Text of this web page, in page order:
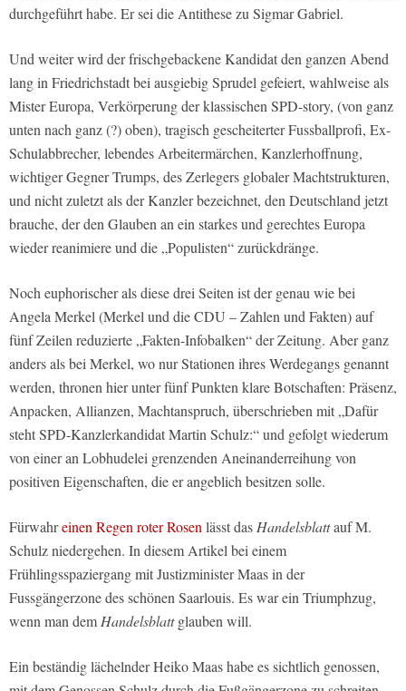
durchgeführt habe. Er sei die Antithese zu Sigmar Gabriel.
Und weiter wird der frischgebackene Kandidat den ganzen Abend
lang in Friedrichstadt bei ausgiebig Sprudel gefeiert, wahlweise als
Mister Europa, Verkörperung der klassischen SPD-story, (von ganz
unten nach ganz (?) oben), tragisch gescheiterter Fussballprofi, Ex-
Schulabbrecher, lebendes Arbeitermärchen, Kanzlerhoffnung,
wichtiger Gegner Trumps, des Zerlegers globaler Machtstrukturen,
und nicht zuletzt als der Kanzler bezeichnet, den Deutschland jetzt
brauche, der den Glauben an ein starkes und gerechtes Europa
wieder reanimiere und die „Populisten“ zurückdränge.
Noch euphorischer als diese drei Seiten ist der genau wie bei
Angela Merkel (Merkel und die CDU – Zahlen und Fakten) auf
fünf Zeilen reduzierte „Fakten-Infobalken“ der Zeitung. Aber ganz
anders als bei Merkel, wo nur Stationen ihres Werdegangs genannt
werden, thronen hier unter fünf Punkten klare Botschaften: Präsenz,
Anpacken, Allianzen, Machtanspruch, überschrieben mit „Dafür
steht SPD-Kanzlerkandidat Martin Schulz:“ und gefolgt wiederum
von einer an Lobhudelei grenzenden Aneinanderreihung von
positiven Eigenschaften, die er angeblich besitzen solle.
Fürwahreinen Regen roter Rosen lässt das Handelsblattauf M.
Schulz niedergehen. In diesem Artikel bei einem
Frühlingsspaziergang mit Justizminister Maas in der
Fussgängerzone des schönen Saarlouis. Es war ein Triumphzug,
wenn man dem Handelsblattglauben will.
Ein beständig lächelnder Heiko Maas habe es sichtlich genossen,